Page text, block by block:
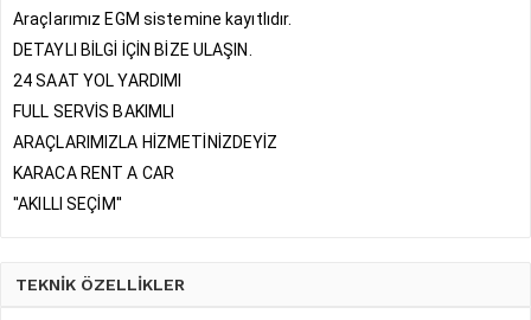
Araçlarımız EGM sistemine kayıtlıdır.
DETAYLI BİLGİ İÇİN BİZE ULAŞIN.
24 SAAT YOL YARDIMI
FULL SERVİS BAKIMLI
ARAÇLARIMIZLA HİZMETİNİZDEYİZ
KARACA RENT A CAR
''AKILLI SEÇİM''
TEKNİK ÖZELLİKLER